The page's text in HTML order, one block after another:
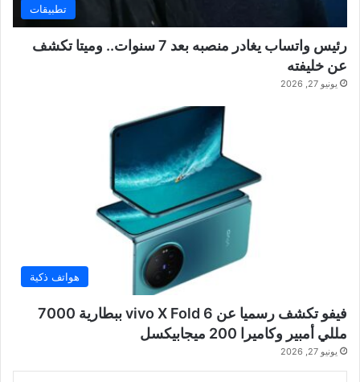
تطبيقات
رئيس واتساب يغادر منصبه بعد 7 سنوات.. وميتا تكشف
عن خليفته
يونيو 27, 2026
هواتف ذكية
فيفو تكشف رسميا عن vivo X Fold 6 ببطارية 7000
مللي أمبير وكاميرا 200 ميجابيكسل
يونيو 27, 2026